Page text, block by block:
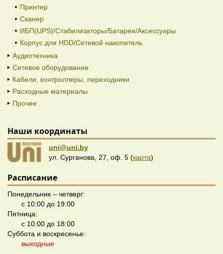
Принтер
Сканер
ИБП(UPS)/Стабилизаторы/Батареи/Аксессуары
Корпус для HDD/Cетевой накопитель
Аудиотехника
Сетевое оборудование
Кабели, контроллеры, переходники
Расходные материалы
Прочее
Наши координаты
uni@uni.by
ул. Сурганова, 27, оф. 5 (карта)
Расписание
Понедельник – четверг:
с 10:00 до 19:00
Пятница:
с 10:00 до 18:00
Суббота и воскресенье:
выходные